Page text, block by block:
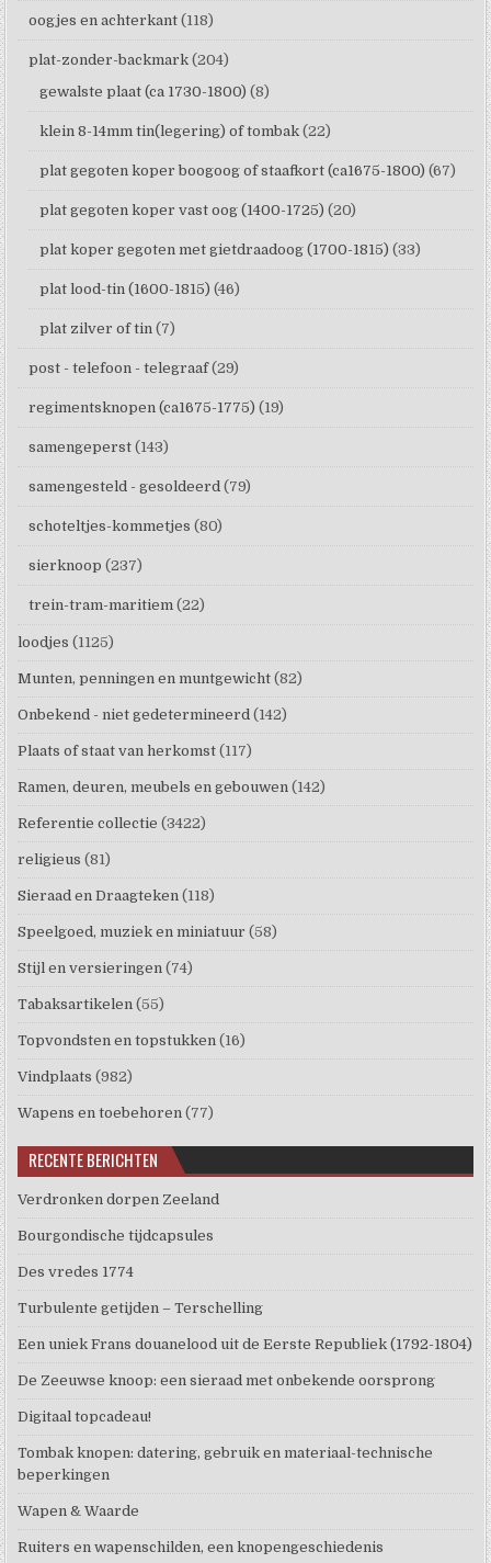
oogjes en achterkant (118)
plat-zonder-backmark (204)
gewalste plaat (ca 1730-1800) (8)
klein 8-14mm tin(legering) of tombak (22)
plat gegoten koper boogoog of staafkort (ca1675-1800) (67)
plat gegoten koper vast oog (1400-1725) (20)
plat koper gegoten met gietdraadoog (1700-1815) (33)
plat lood-tin (1600-1815) (46)
plat zilver of tin (7)
post - telefoon - telegraaf (29)
regimentsknopen (ca1675-1775) (19)
samengeperst (143)
samengesteld - gesoldeerd (79)
schoteltjes-kommetjes (80)
sierknoop (237)
trein-tram-maritiem (22)
loodjes (1125)
Munten, penningen en muntgewicht (82)
Onbekend - niet gedetermineerd (142)
Plaats of staat van herkomst (117)
Ramen, deuren, meubels en gebouwen (142)
Referentie collectie (3422)
religieus (81)
Sieraad en Draagteken (118)
Speelgoed, muziek en miniatuur (58)
Stijl en versieringen (74)
Tabaksartikelen (55)
Topvondsten en topstukken (16)
Vindplaats (982)
Wapens en toebehoren (77)
RECENTE BERICHTEN
Verdronken dorpen Zeeland
Bourgondische tijdcapsules
Des vredes 1774
Turbulente getijden – Terschelling
Een uniek Frans douanelood uit de Eerste Republiek (1792-1804)
De Zeeuwse knoop: een sieraad met onbekende oorsprong
Digitaal topcadeau!
Tombak knopen: datering, gebruik en materiaal-technische
beperkingen
Wapen & Waarde
Ruiters en wapenschilden, een knopengeschiedenis